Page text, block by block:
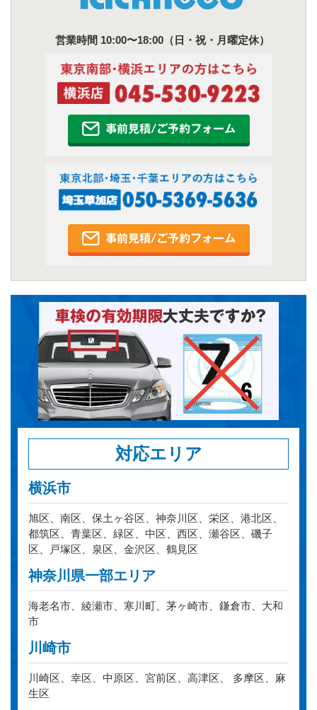
営業時間 10:00〜18:00（日・祝・月曜定休）
対応エリア
横浜市
旭区、南区、保土ヶ谷区、神奈川区、栄区、港北区、
都筑区、青葉区、緑区、中区、西区、瀬谷区、磯子
区、戸塚区、泉区、金沢区、鶴見区
神奈川県一部エリア
海老名市、綾瀬市、寒川町、茅ヶ崎市、鎌倉市、大和
市
川崎市
川崎区、幸区、中原区、宮前区、高津区、 多摩区、麻
生区